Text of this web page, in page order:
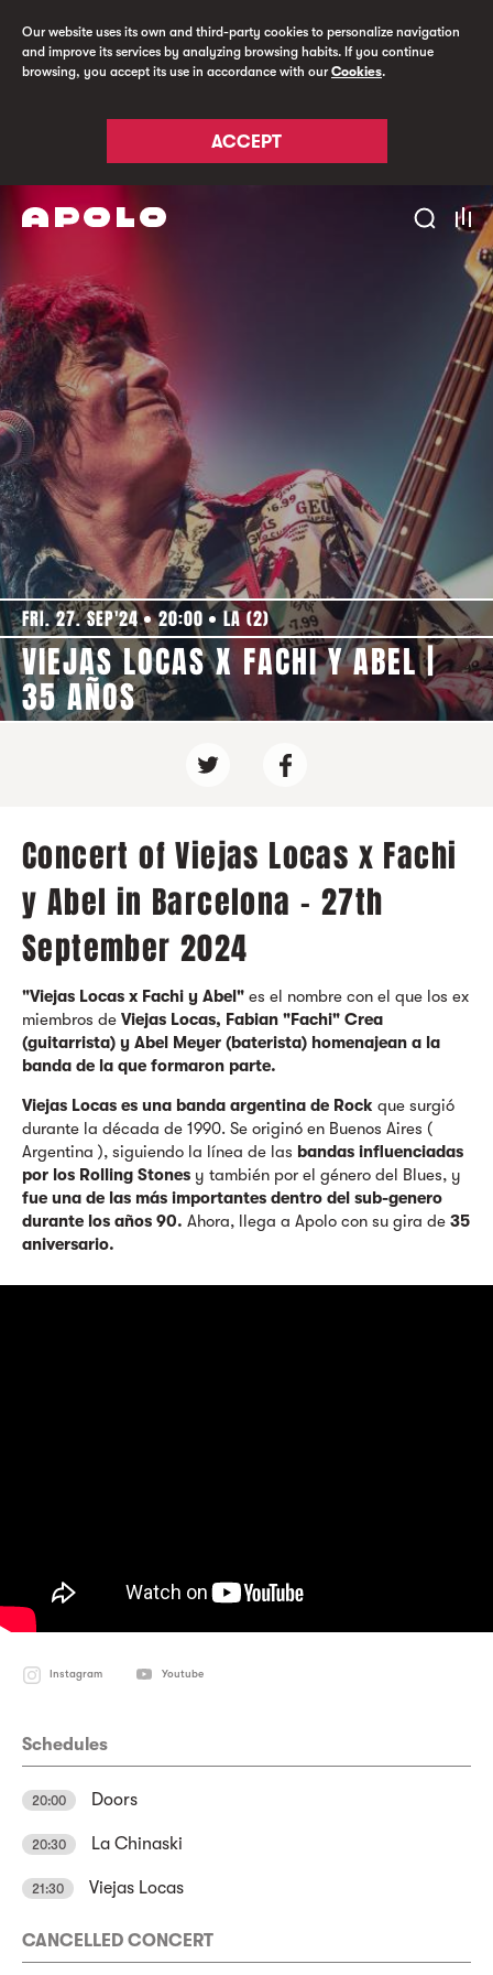
Our website uses its own and third-party cookies to personalize navigation
and improve its services by analyzing browsing habits. If you continue
browsing, you accept its use in accordance with ourCookies.
ACCEPT
FRI. 27. SEP'24 20:00 LA (2)
VIEJAS LOCAS X FACHI Y ABEL |
35 AÑOS
Concert of Viejas Locas x Fachi
y Abel in Barcelona - 27th
September 2024
"Viejas Locas x Fachi y Abel" es el nombre con el que los ex
miembros de Viejas Locas, Fabian "Fachi" Crea
(guitarrista) y Abel Meyer (baterista) homenajean a la
banda de la que formaron parte.
Viejas Locas es una banda argentina de Rock que surgió
durante la década de 1990. Se originó en Buenos Aires (
Argentina ), siguiendo la línea de las bandas influenciadas
por los Rolling Stones y también por el género del Blues, y
fue una de las más importantes dentro del sub-genero
durante los años 90. Ahora, llega a Apolo con su gira de 35
aniversario.
Instagram Youtube
Schedules
20:00 Doors
20:30 La Chinaski
21:30 Viejas Locas
CANCELLED CONCERT